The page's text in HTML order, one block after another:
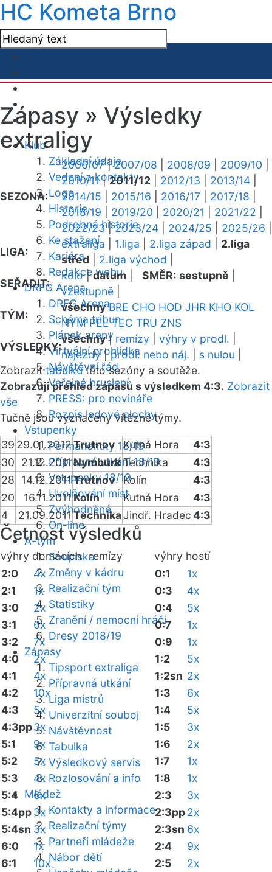
HC Kometa Brno
Klub
Základní údaje
Vedení a kontakty
Logo
Historie
Podrobná historie
Ke stažení
Kariéra
Redakce webu
DRFG Arena
DRFG Arena
Schéma tribun
Plánek areny
Virtuální prohlídka
Návštěvní řád
Veřejné bruslení
PRESS: pro novináře
Rozpis ledové plochy
Vstupenky
Permanentky 18/19
Přípravná utkání 18/19
Vstupenky 18/19
Uvolňování míst
Zvýhodněné
On-line
A-tým
Soupiska
Změny v kádru
Realizační tým
Statistiky
Zranění / nemocní hráči
Dresy 2018/19
Zápasy
Tipsport extraliga
Přípravná utkání
Liga mistrů
Univerzitní souboj
Návštěvnost
Tabulka
Výsledkový servis
Rozlosování a info
Mládež
Kontakty a informace
Realizační týmy
Partneři mládeže
Nábor dětí
Zápasy » Výsledky
extraligy
SEZONA:
2006/07|2007/08 2008/09 2009/10
2010/11|2011/12 2012/13 2013/14
2014/15
2015/16 2016/17 2017/18
2018/19
2019/20 2020/21 2021/22
2022/23|2023/24 2024/25 2025/26
LIGA:
extraliga 1.liga 2.liga západ
2.liga
střed
2.liga východ
SEŘADIT:
kolo|datum SMĚR: sestupně
vzestupně
TÝM:
všechny BRE CHO HOD JHR KHO KOL
NYM PEL TEC TRU ZNS
VÝSLEDKY:
všechny| remízy výhry v prodl.
nájezdy|prodl. nebo náj. s nulou
Zobrazittabulkutéto sezóny a soutěže.
Zobrazuji přehled zápasů s výsledkem 4:3. Zobrazit
vše
Tučně jsou vyznačeny vítězné týmy.
39 29.01.2012Trutnov Kutná Hora
4:3
30
21.12.2011NymburkTechnika
4:3
28
14.12.2011Trutnov Kolín
4:3
20
16.11.2011 Kolín Kutná Hora
4:3
4
21.09.2011 TechnikaJindř. Hradec4:3
Četnost výsledků
výhry domácíchremízy výhry hostí
2:0
4x
2:1
1x
3:0
2x
3:1
6x
3:2
7x
4:0
2x
4:1
4x
4:2
10x
4:3
5x
4:3pp3x
5:1
9x
5:2
5x
5:3
4x
5:4
6x
5:4pp3x
5:4sn 3x
6:0
1x
6:1
10x
0:1
1x
0:3
4x
0:4
5x
0:7
1x
0:9
1x
1:2
5x
1:2sn 2x
1:3
6x
1:4
5x
1:5
3x
1:6
2x
1:7
1x
1:8
1x
2:3
3x
2:3pp2x
2:3sn 6x
2:4
9x
2:5
2x